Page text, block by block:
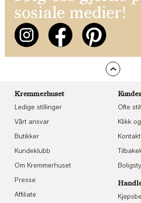
sosiale medier!
Kremmerhuset
Ledige stillinger
Vårt ansvar
Butikker
Kundeklubb
Om Kremmerhuset
Presse
Affiliate
Ofte
Klikk